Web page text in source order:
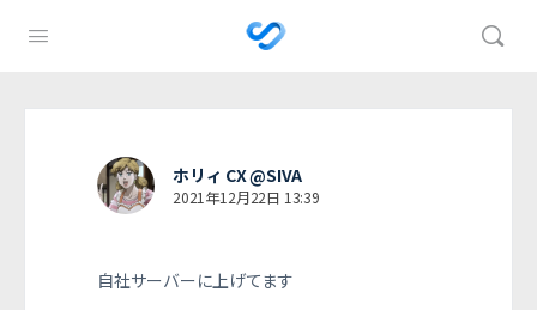
ホリィ CX @SIVA
2021年12月22日 13:39
自社サーバーに上げてます